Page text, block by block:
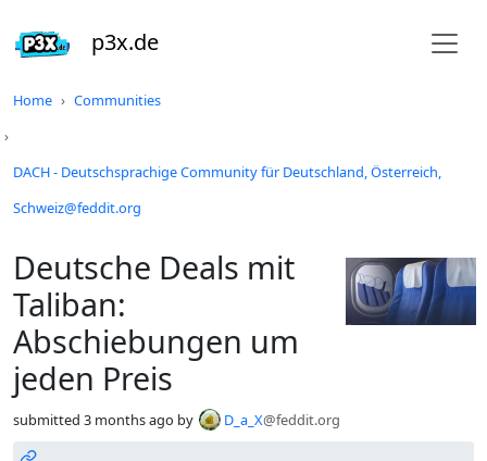
p3x.de
Home Communities
DACH - Deutschsprachige Community für Deutschland, Österreich,
Schweiz@feddit.org
Deutsche Deals mit
Taliban:
Abschiebungen um
jeden Preis
submitted 3 months ago by D_a_X@feddit.org
Do not click this